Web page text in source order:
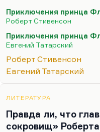
предсмертный Даль,
вымороженный и
скорее такая
фигура. Он
мне так кажется… Я
О'Тулом или Грегори
Харпер Ли. Он вот
прежде всего, он
нравится мне
Приключения принца
Роберт Стивенсон
Приключения принца
Евгений Татарский
Роберт Стивенсон
Евгений Татарский
ЛИТЕРАТУРА
Правда ли, что
сокровищ»